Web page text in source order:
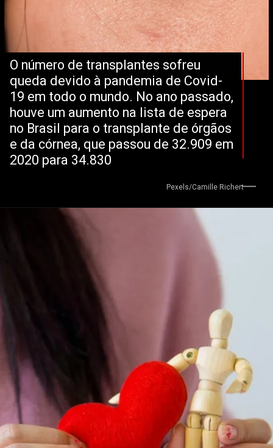
O número de transplantes sofreu
queda devido à pandemia de Covid-
19 em todo o mundo. No ano passado,
houve um aumento na lista de espera
no Brasil para o transplante de órgãos
e da córnea, que passou de 32.909 em
2020 para 34.830
Pexels/Camille Richert